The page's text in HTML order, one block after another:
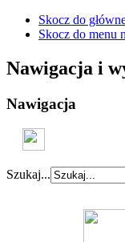
Skocz do
Skocz do menu
Nawigacja i
Nawigacja
Szukaj...